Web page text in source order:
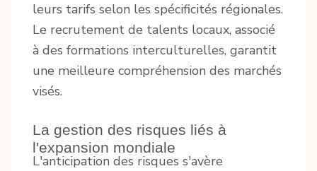
leurs tarifs selon les spécificités régionales.
Le recrutement de talents locaux, associé
à des formations interculturelles, garantit
une meilleure compréhension des marchés
visés.
La gestion des risques liés à
l'expansion mondiale
L'anticipation des risques s'avère